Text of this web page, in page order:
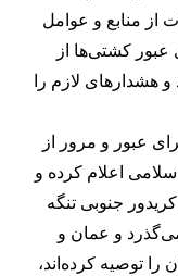
از منابع و عوامل
عبور کشتی‌ها از
هشدارهای لازم را
عبور و مرور از
اعلام کرده و
جنوبی تنگه
و عمان و
را توصیه کرده‌اند،